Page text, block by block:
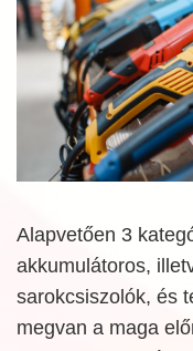
Alapvetően 3
akkumulátoros,
sarokcsiszolók, és
megvan a maga